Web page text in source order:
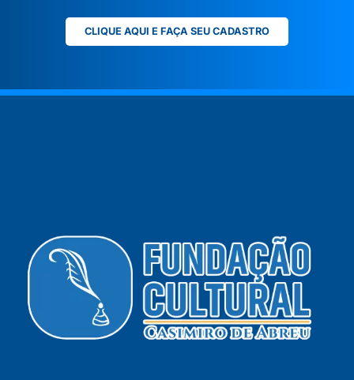
CLIQUE AQUI E FAÇA SEU CADASTRO